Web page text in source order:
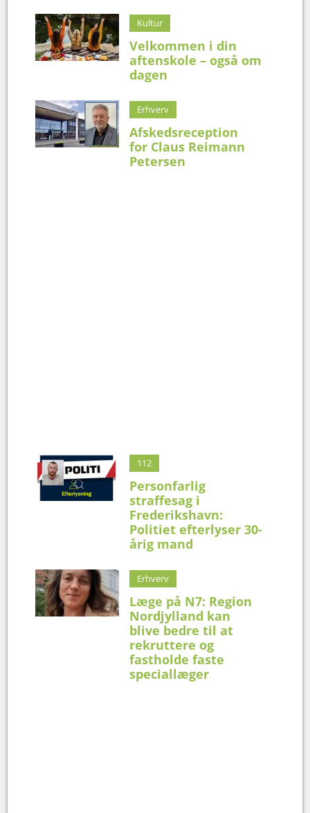
Kultur
Velkommen i din
aftenskole – også om
dagen
Erhverv
Afskedsreception
for Claus Reimann
Petersen
112
Personfarlig
straffesag i
Frederikshavn:
Politiet efterlyser 30-
årig mand
Erhverv
Læge på N7: Region
Nordjylland kan
blive bedre til at
rekruttere og
fastholde faste
speciallæger